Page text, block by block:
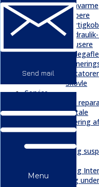
Send mail
Menu
Gravarme
Gribere
Knusere
Rotatorer
Skovle
Service
Service &
Serviceaftale
Elektrificering
Reservedele
Bånd
Chassis og
Kabiner og
Kæder og